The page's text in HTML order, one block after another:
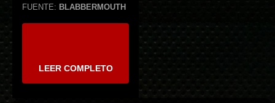
FUENTE: BLABBERMOUTH
LEER COMPLETO